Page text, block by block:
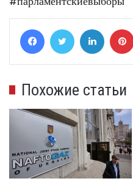
FacebookTwitter LinkedIn
Похожие статьи